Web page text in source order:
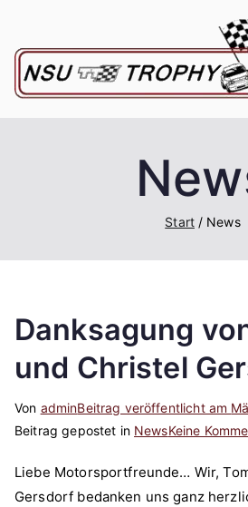
springen
Start News
Danksagung
und Christel
Von adminBeitrag veröffentlicht am
Beitrag gepostet in NewsKeine
Liebe Motorsportfreunde… Wir,
Gersdorf bedanken uns ganz